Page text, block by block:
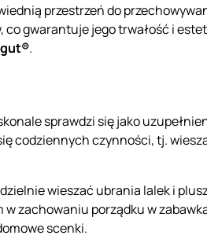
przestrzeń do
gwarantuje jego trwałość i
.
sprawdzi się jako
codziennych czynności, tj.
wieszać ubrania lalek i
w zachowaniu porządku w
scenki.